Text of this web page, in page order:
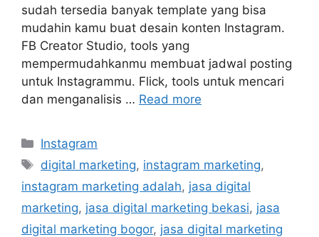
sudah tersedia banyak template yang bisa
mudahin kamu buat desain konten Instagram.
FB Creator Studio, tools yang
mempermudahkanmu membuat jadwal posting
untuk Instagrammu. Flick, tools untuk mencari
dan menganalisis … Read more
Instagram
digital marketing, instagram marketing,
instagram marketing adalah, jasa digital
marketing, jasa digital marketing bekasi, jasa
digital marketing bogor, jasa digital marketing